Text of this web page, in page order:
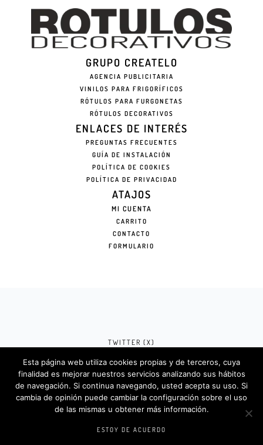
GRUPO CREATELO
AGENCIA PUBLICITARIA
VINILOS PARA FRIGORÍFICOS
RÓTULOS PARA FURGONETAS
RÓTULOS DECORATIVOS
ENLACES DE INTERÉS
PREGUNTAS FRECUENTES
GUÍA DE INSTALACIÓN
POLÍTICA DE COOKIES
POLÍTICA DE PRIVACIDAD
ATAJOS
MI CUENTA
CARRITO
CONTACTO
FORMULARIO
TWITTER (X)
FACEBOOK (META)
INSTAGRAM
Rotulosdecorativos.com © 2024. Diseño &
Codigos porCreatelo.com.es
Esta página web utiliza cookies propias y de terceros, cuya
finalidad es mejorar nuestros servicios analizando sus hábitos
de navegación. Si continua navegando, usted acepta su uso. Si
cambia de opinión puede cambiar la configuración sobre el uso
de las mismas u obtener más información.
ESTOY DE ACUERDO